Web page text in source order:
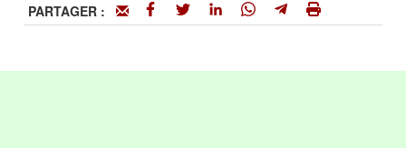
PARTAGER :